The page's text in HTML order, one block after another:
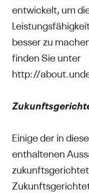
entwickelt, um
besser zu
finden Sie unter
http://
Einige der in
enthaltenen